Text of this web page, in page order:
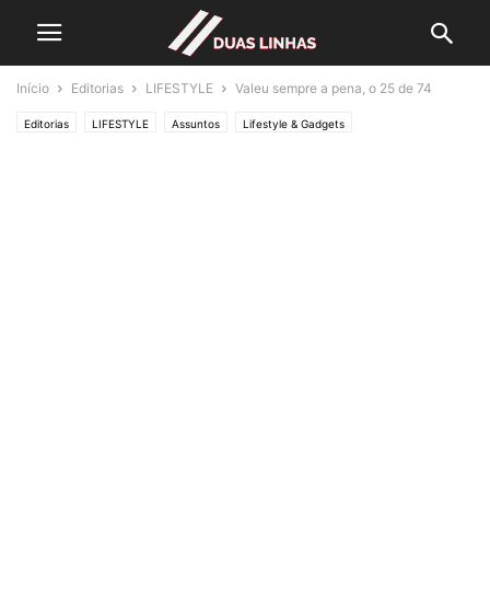
Início Editorias LIFESTYLE Valeu sempre a pena, o 25 de 74
Editorias LIFESTYLE Assuntos Lifestyle & Gadgets